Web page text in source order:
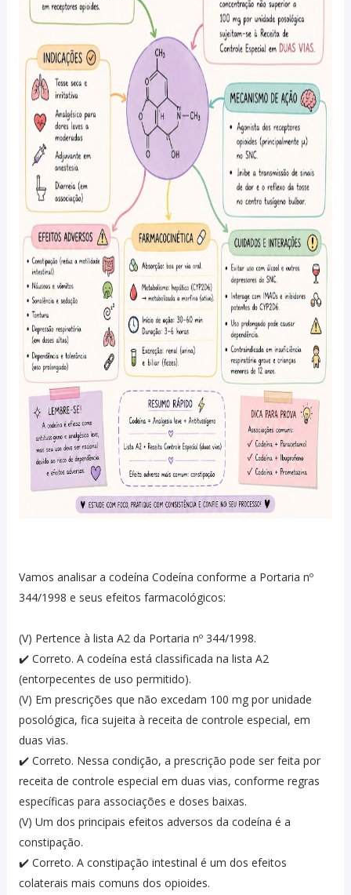
Vamos analisar a codeína Codeína conforme a Portaria nº
344/1998 e seus efeitos farmacológicos:
(V) Pertence à lista A2 da Portaria nº 344/1998.
✔️ Correto. A codeína está classificada na lista A2
(entorpecentes de uso permitido).
(V) Em prescrições que não excedam 100 mg por unidade
posológica, fica sujeita à receita de controle especial, em
duas vias.
✔️ Correto. Nessa condição, a prescrição pode ser feita por
receita de controle especial em duas vias, conforme regras
específicas para associações e doses baixas.
(V) Um dos principais efeitos adversos da codeína é a
constipação.
✔️ Correto. A constipação intestinal é um dos efeitos
colaterais mais comuns dos opioides.